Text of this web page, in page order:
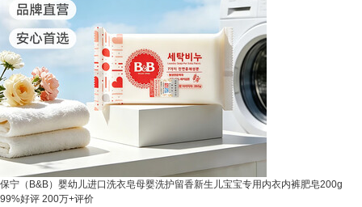
保宁（B&B）婴幼儿进口洗衣皂母婴洗护留香新生儿宝宝专用内衣内裤肥皂200g
99%好评 200万+评价